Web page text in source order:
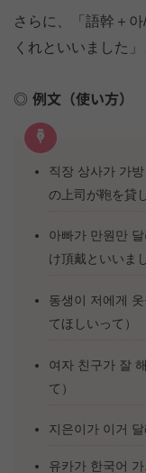
さらに、「語幹＋
くれといいました」
例文（使い方）
직장 상사가 가
の上司が鞄を貸
아빠가 만원만
け頂戴といいま
동생이 저에게
てほしいって）
여자 친구가 잘
て）
지은이가 이거
유카가 한국어